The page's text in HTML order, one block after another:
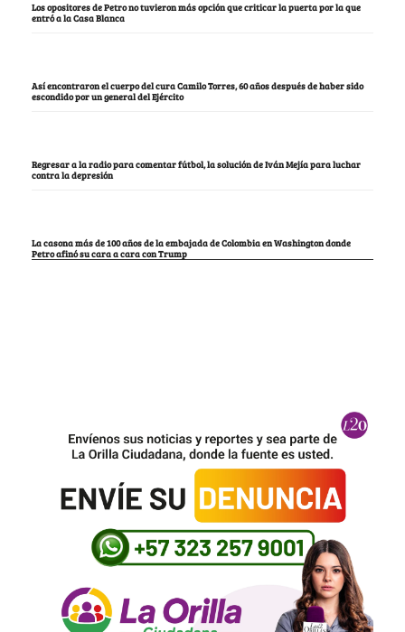
Los opositores de Petro no tuvieron más opción que criticar la puerta por la que
entró a la Casa Blanca
Así encontraron el cuerpo del cura Camilo Torres, 60 años después de haber sido
escondido por un general del Ejército
Regresar a la radio para comentar fútbol, la solución de Iván Mejía para luchar
contra la depresión
La casona más de 100 años de la embajada de Colombia en Washington donde
Petro afinó su cara a cara con Trump